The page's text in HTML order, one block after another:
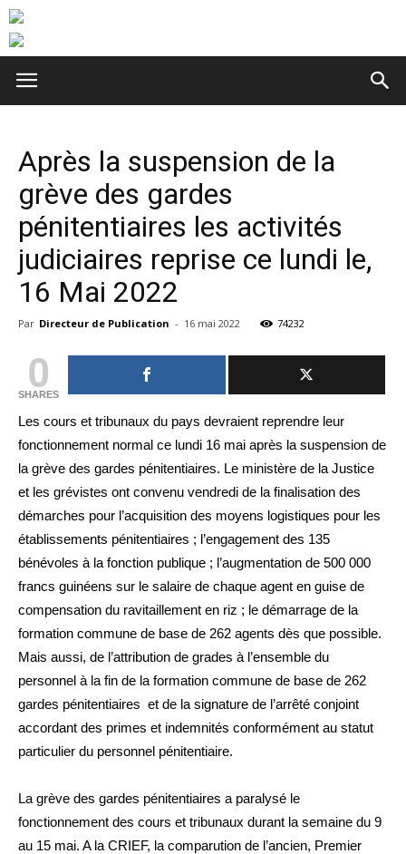
Après la suspension de la
grève des gardes
pénitentiaires les activités
judiciaires reprise ce lundi le,
16 Mai 2022
Par Directeur de Publication - 16 mai 2022 74232
0
SHARES
Les cours et tribunaux du pays devraient reprendre leur
fonctionnement normal ce lundi 16 mai après la suspension de
la grève des gardes pénitentiaires. Le ministère de la Justice
et les grévistes ont convenu vendredi de la finalisation des
démarches pour l’acquisition des moyens logistiques pour les
établissements pénitentiaires ; l’engagement des 135
bénévoles à la fonction publique ; l’augmentation de 500 000
francs guinéens sur le salaire de chaque agent en guise de
compensation du ravitaillement en riz ; le démarrage de la
formation commune de base de 262 agents dès que possible.
Mais aussi, de l’attribution de grades à l’ensemble du
personnel à la fin de la formation commune de base de 262
gardes pénitentiaires et de la signature de l’arrêté conjoint
accordant des primes et indemnités conformément au statut
particulier du personnel pénitentiaire.
La grève des gardes pénitentiaires a paralysé le
fonctionnement des cours et tribunaux durant la semaine du 9
au 15 mai. A la CRIEF, la comparution de l’ancien, Premier